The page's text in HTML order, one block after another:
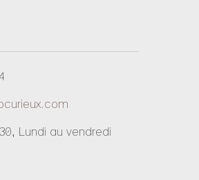
Lundi au vendredi